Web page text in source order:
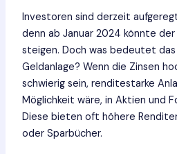
Investoren sind derzeit
denn ab Januar 2024 könnte
steigen. Doch was bedeutet
Geldanlage? Wenn die Zinsen
schwierig sein, renditestarke
Möglichkeit wäre, in Aktien und
Diese bieten oft höhere
oder Sparbücher.